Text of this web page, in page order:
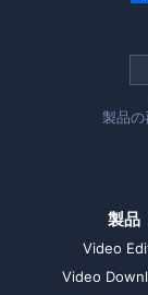
製品
製品
Video
Video